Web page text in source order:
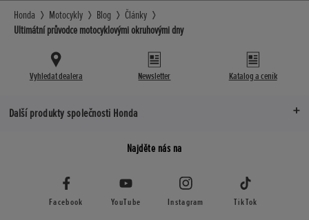
Honda Motocykly Blog
Články
Ultimátní průvodce motocyklovými okruhovými dny
Vyhledat dealera Newsletter Katalog a ceník
Další produkty společnosti Honda
Najděte nás na
Facebook YouTube Instagram TikTok